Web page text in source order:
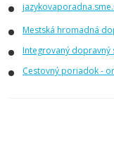
Mestská hromadná
Integrovaný dopravný
Cestovný poriadok -